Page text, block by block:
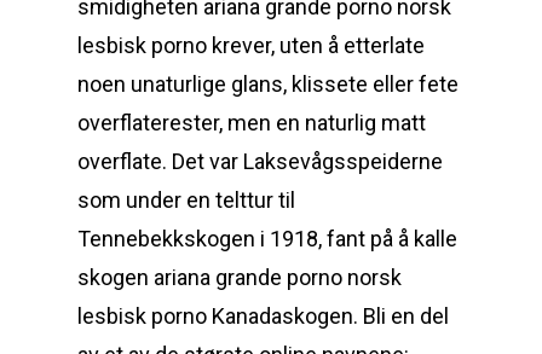
smidigheten ariana grande porno norsk
lesbisk porno krever, uten å etterlate
noen unaturlige glans, klissete eller fete
overflaterester, men en naturlig matt
overflate. Det var Laksevågsspeiderne
som under en telttur til
Tennebekkskogen i 1918, fant på å kalle
skogen ariana grande porno norsk
lesbisk porno Kanadaskogen. Bli en del